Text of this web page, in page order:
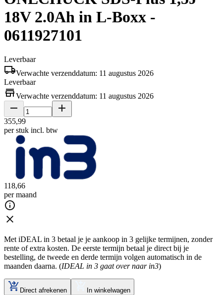
18V 2.0Ah in L-Boxx -
0611927101
Leverbaar
Verwachte verzenddatum: 11 augustus 2026
Leverbaar
Verwachte verzenddatum: 11 augustus 2026
355,99
per stuk incl. btw
118,66
per maand
Met iDEAL in 3 betaal je je aankoop in 3 gelijke termijnen, zonder
rente of extra kosten. De eerste termijn betaal je direct bij je
bestelling, de tweede en derde termijn volgen automatisch in de
maanden daarna. (IDEAL in 3 gaat over naar in3)
Direct afrekenen In winkelwagen